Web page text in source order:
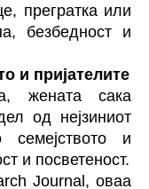
прегратка или
безбедност и
и пријателите
жената сака
од нејзиниот
семејството и
и посветеност.
Journal, оваа